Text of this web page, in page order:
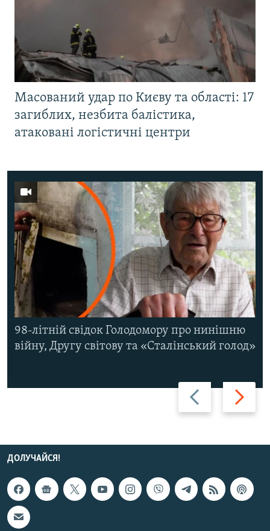
Масований удар по Києву та області: 17
загиблих, незбита балістика,
атаковані логістичні центри
Назад Вперед
98-літній свідок Голодомору про нинішню
війну, Другу світову та «Сталінський голод»
ДОЛУЧАЙСЯ!